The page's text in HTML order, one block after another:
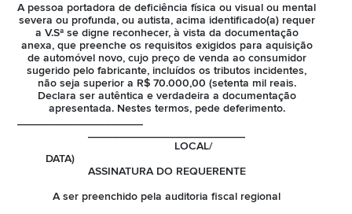
A pessoa portadora de deficiência física ou visual ou mental
severa ou profunda, ou autista, acima identificado(a) requer
a V.Sª se digne reconhecer, à vista da documentação
anexa, que preenche os requisitos exigidos para aquisição
de automóvel novo, cujo preço de venda ao consumidor
sugerido pelo fabricante, incluídos os tributos incidentes,
não seja superior a R$ 70.000,00 (setenta mil reais.
Declara ser autêntica e verdadeira a documentação
apresentada. Nestes termos, pede deferimento.
LOCAL/
DATA)
ASSINATURA DO REQUERENTE
A ser preenchido pela auditoria fiscal regional